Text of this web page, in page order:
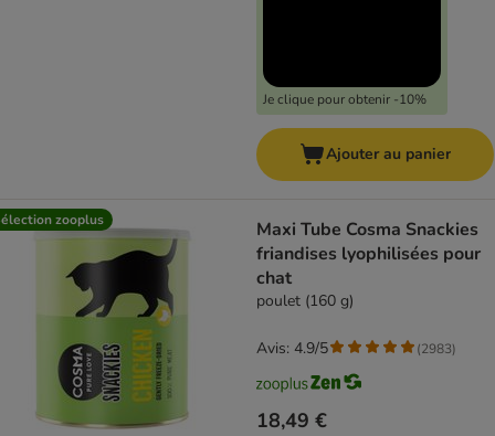
Je clique pour obtenir -10%
Ajouter au panier
zooplus
Maxi Tube Cosma Snackies
friandises lyophilisées pour
chat
poulet (160 g)
18,49 €
Avis: 4.9/5 (2983)